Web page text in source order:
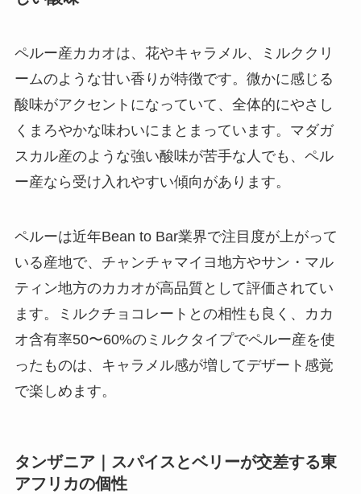
ペルー産カカオは、花やキャラメル、ミルククリ
ームのような甘い香りが特徴です。微かに感じる
酸味がアクセントになっていて、全体的にやさし
くまろやかな味わいにまとまっています。マダガ
スカル産のような強い酸味が苦手な人でも、ペル
ー産なら受け入れやすい傾向があります。
ペルーは近年Bean to Bar業界で注目度が上がって
いる産地で、チャンチャマイヨ地方やサン・マル
ティン地方のカカオが高品質として評価されてい
ます。ミルクチョコレートとの相性も良く、カカ
オ含有率50〜60%のミルクタイプでペルー産を使
ったものは、キャラメル感が増してデザート感覚
で楽しめます。
タンザニア｜スパイスとベリーが交差する東
アフリカの個性